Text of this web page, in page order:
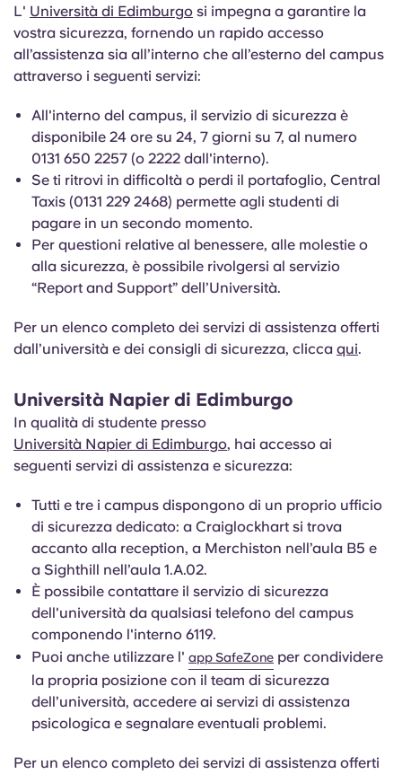
L' Università di Edimburgo si impegna a garantire la
vostra sicurezza, fornendo un rapido accesso
all’assistenza sia all’interno che all’esterno del campus
attraverso i seguenti servizi:
All'interno del campus, il servizio di sicurezza è
disponibile 24 ore su 24, 7 giorni su 7, al numero
0131 650 2257 (o 2222 dall'interno).
Se ti ritrovi in difficoltà o perdi il portafoglio, Central
Taxis (0131 229 2468) permette agli studenti di
pagare in un secondo momento.
Per questioni relative al benessere, alle molestie o
alla sicurezza, è possibile rivolgersi al servizio
“Report and Support” dell’Università.
Per un elenco completo dei servizi di assistenza offerti
dall’università e dei consigli di sicurezza, clicca qui.
Università Napier di Edimburgo
In qualità di studente presso
Università Napier di Edimburgo, hai accesso ai
seguenti servizi di assistenza e sicurezza:
Tutti e tre i campus dispongono di un proprio ufficio
di sicurezza dedicato: a Craiglockhart si trova
accanto alla reception, a Merchiston nell’aula B5 e
a Sighthill nell’aula 1.A.02.
È possibile contattare il servizio di sicurezza
dell'università da qualsiasi telefono del campus
componendo l'interno 6119.
Puoi anche utilizzare l' app SafeZone per condividere
la propria posizione con il team di sicurezza
dell’università, accedere ai servizi di assistenza
psicologica e segnalare eventuali problemi.
Per un elenco completo dei servizi di assistenza offerti